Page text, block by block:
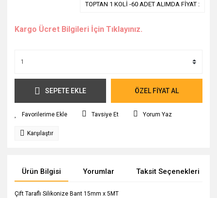
TOPTAN 1 KOLİ -60 ADET ALIMDA FİYAT :
Kargo Ücret Bilgileri İçin Tıklayınız.
SEPETE EKLE ÖZEL FİYAT AL
Tavsiye Et Yorum Yaz
Karşılaştır
Ürün Bilgisi Yorumlar Taksit Seçenekleri
Çift Taraflı Silikonize Bant 15mm x 5MT